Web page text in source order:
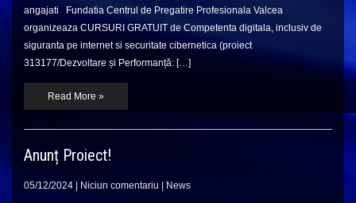
angajati Fundatia Centrul de Pregatire Profesionala Valcea
organizeaza CURSURI GRATUIT de Competenta digitala, inclusiv de
siguranta pe internet si securitate cibernetica (proiect
313177/Dezvoltare și Performanță: […]
Read More »
Anunț Proiect!
05/12/2024 Niciun comentariu News